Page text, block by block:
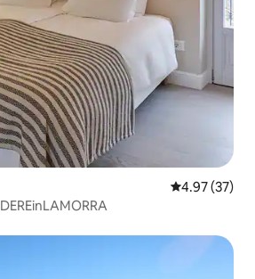
平均评分
4.97 (37)